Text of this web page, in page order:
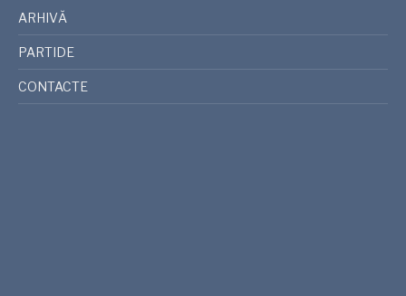
ARHIVĂ
PARTIDE
CONTACTE